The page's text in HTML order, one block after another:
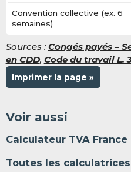
Convention collective (ex. 6
semaines)
Sources :Congés payés –
en CDD, Code du travail L.
Imprimer la page »
Voir aussi
Calculateur TVA France
Toutes les calculatrices